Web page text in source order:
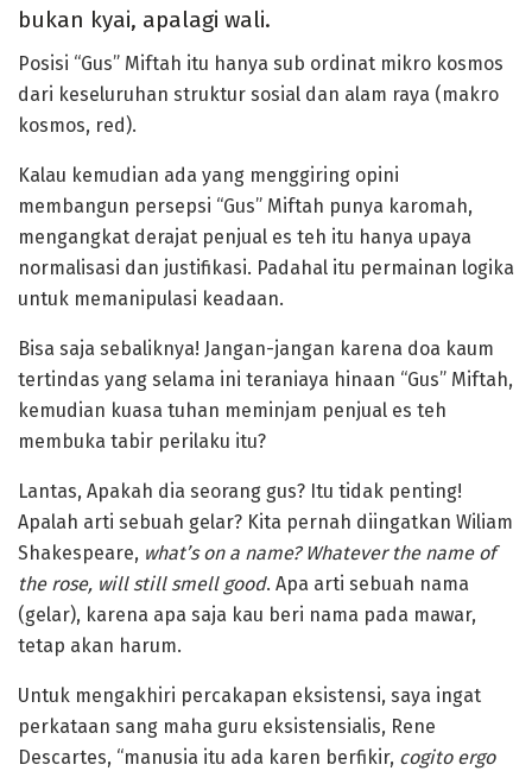
bukan kyai, apalagi wali.
Posisi “Gus” Miftah itu hanya sub ordinat mikro kosmos
dari keseluruhan struktur sosial dan alam raya (makro
kosmos, red).
Kalau kemudian ada yang menggiring opini
membangun persepsi “Gus” Miftah punya karomah,
mengangkat derajat penjual es teh itu hanya upaya
normalisasi dan justifikasi. Padahal itu permainan logika
untuk memanipulasi keadaan.
Bisa saja sebaliknya! Jangan-jangan karena doa kaum
tertindas yang selama ini teraniaya hinaan “Gus” Miftah,
kemudian kuasa tuhan meminjam penjual es teh
membuka tabir perilaku itu?
Lantas, Apakah dia seorang gus? Itu tidak penting!
Apalah arti sebuah gelar? Kita pernah diingatkan Wiliam
Shakespeare, what’s on a name? Whatever the name of
the rose, will still smell good. Apa arti sebuah nama
(gelar), karena apa saja kau beri nama pada mawar,
tetap akan harum.
Untuk mengakhiri percakapan eksistensi, saya ingat
perkataan sang maha guru eksistensialis, Rene
Descartes, “manusia itu ada karen berfikir, cogito ergo